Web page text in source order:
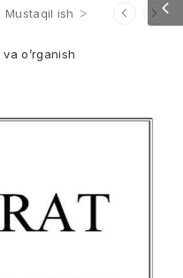
Mustaqil ish >
o’rganish